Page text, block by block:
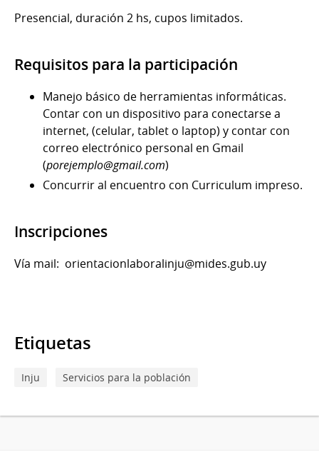
Presencial, duración 2 hs, cupos limitados.
Requisitos para la participación
Manejo básico de herramientas informáticas.
Contar con un dispositivo para conectarse a
internet, (celular, tablet o laptop) y contar con
correo electrónico personal en Gmail
(porejemplo@gmail.com)
Concurrir al encuentro con Curriculum impreso.
Inscripciones
Vía mail: orientacionlaboralinju@mides.gub.uy
Etiquetas
Inju Servicios para la población